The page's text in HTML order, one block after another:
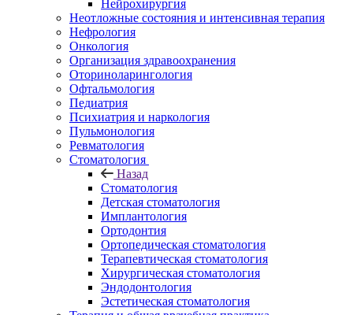
Нейрохирургия
Неотложные состояния и интенсивная терапия
Нефрология
Онкология
Организация здравоохранения
Оториноларингология
Офтальмология
Педиатрия
Психиатрия и наркология
Пульмонология
Ревматология
Стоматология
Назад
Стоматология
Детская стоматология
Имплантология
Ортодонтия
Ортопедическая стоматология
Терапевтическая стоматология
Хирургическая стоматология
Эндодонтология
Эстетическая стоматология